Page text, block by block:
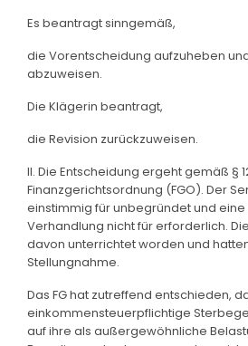
Es beantragt sinngemäß,
die Vorentscheidung aufzuheben
abzuweisen.
Die Klägerin beantragt,
die Revision zurückzuweisen.
II. Die Entscheidung ergeht gemäß §
Finanzgerichtsordnung (FGO). Der
einstimmig für unbegründet und
Verhandlung nicht für erforderlich.
davon unterrichtet worden und
Stellungnahme.
Das FG hat zutreffend entschieden,
einkommensteuerpflichtige
auf ihre als außergewöhnliche